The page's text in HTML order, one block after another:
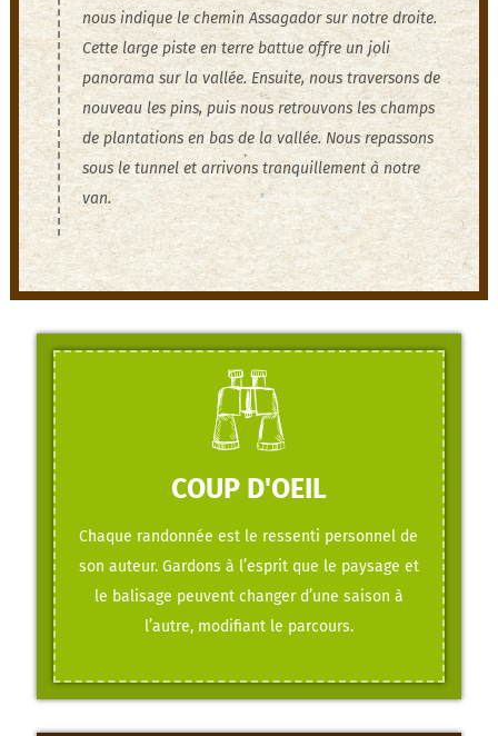
nous indique le chemin Assagador sur notre droite.
Cette large piste en terre battue offre un joli
panorama sur la vallée. Ensuite, nous traversons de
nouveau les pins, puis nous retrouvons les champs
de plantations en bas de la vallée. Nous repassons
sous le tunnel et arrivons tranquillement à notre
van.
COUP D'OEIL
Chaque randonnée est le ressenti personnel de
son auteur. Gardons à l’esprit que le paysage et
le balisage peuvent changer d’une saison à
l’autre, modifiant le parcours.